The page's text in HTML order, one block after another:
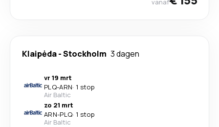
vanaf
Klaipėda-Stockholm 3 dagen
vr 19 mrt
PLQ-ARN· 1 stop
Air Baltic
zo 21 mrt
ARN-PLQ· 1 stop
Air Baltic